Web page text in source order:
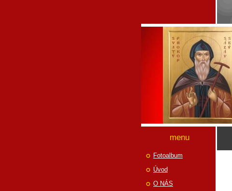
menu
Fotoalbum
Úvod
O NÁS